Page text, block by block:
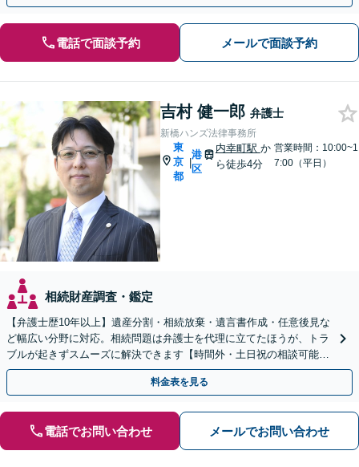
電話で面談予約 メールで面談予約
吉村 健一郎 弁護士
新橋ハンズ法律事務所
東
京
都
|
港
区
内幸町駅 か
ら徒歩4分
営業時間：10:00~1
7:00（平日）
相続財産調査・鑑定
【弁護士歴10年以上】遺産分割・相続放棄・遺言書作成・任意後見な
ど幅広い分野に対応。相続問題は弁護士を代理に立てたほうが、トラ
ブルが起きずスムーズに解決できます【時間外・土日祝の相談可能】
【初回のご相談30分無料】
料金表を見る
電話でお問い合わせ メールでお問い合わせ